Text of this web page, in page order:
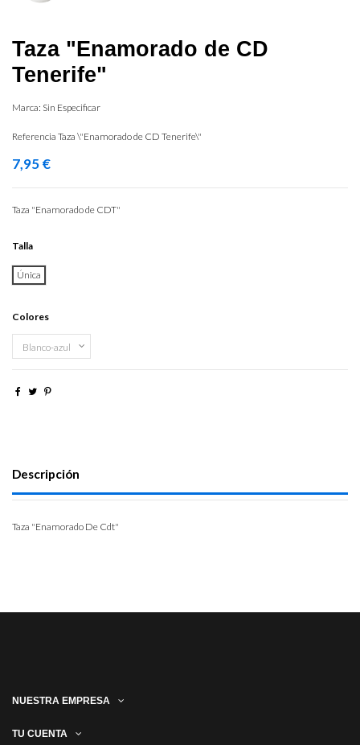
Taza "Enamorado de CD
Tenerife"
Marca: Sin Especificar
Referencia Taza \"Enamorado de CD Tenerife\"
7,95 €
Taza "Enamorado de CDT"
Talla
Única
Colores
Descripción
Taza "Enamorado De Cdt"
NUESTRA EMPRESA
TU CUENTA